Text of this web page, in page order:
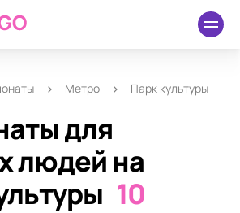
Метро Парк культуры
для
людей на
10